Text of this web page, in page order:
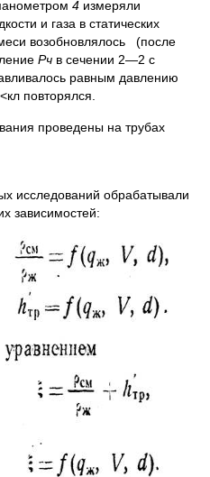
4 измеряли
и газа в статических
возобновлялось (после
Рч в сечении 2—2 с
равным давлению
повторялся.
проведены на трубах
исследований обрабатыва­ли
зависимостей: